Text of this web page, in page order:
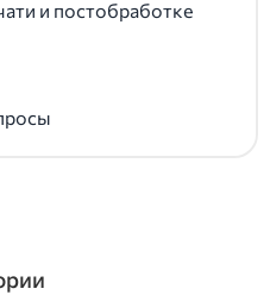
и постобработке